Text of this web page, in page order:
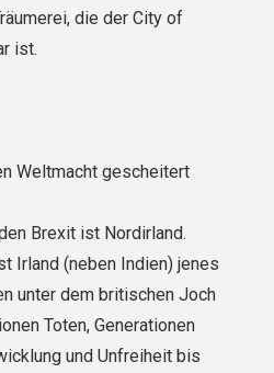
die der City of
ist.
Weltmacht gescheitert
Brexit ist Nordirland.
Irland (neben Indien) jenes
unter dem britischen Joch
Toten, Generationen
und Unfreiheit bis